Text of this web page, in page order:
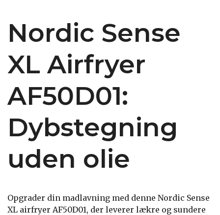
Nordic Sense
XL Airfryer
AF50D01:
Dybstegning
uden olie
Opgrader din madlavning med denne Nordic Sense
XL airfryer AF50D01, der leverer lækre og sundere